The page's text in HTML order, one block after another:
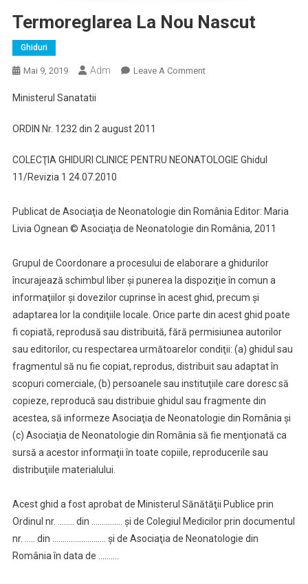
Termoreglarea La Nou Nascut
Ghiduri
Mai 9, 2019 Adm Leave A CommentOn
Ministerul Sanatatii
ORDIN Nr. 1232 din 2 august 2011
COLECŢIA GHIDURI CLINICE PENTRU NEONATOLOGIE Ghidul
11/Revizia 1 24.07.2010
Publicat de Asociaţia de Neonatologie din România Editor: Maria
Livia Ognean © Asociaţia de Neonatologie din România, 2011
Grupul de Coordonare a procesului de elaborare a ghidurilor
încurajează schimbul liber şi punerea la dispoziţie în comun a
informaţiilor şi dovezilor cuprinse în acest ghid, precum şi
adaptarea lor la condiţiile locale. Orice parte din acest ghid poate
fi copiată, reprodusă sau distribuită, fără permisiunea autorilor
sau editorilor, cu respectarea următoarelor condiţii: (a) ghidul sau
fragmentul să nu fie copiat, reprodus, distribuit sau adaptat în
scopuri comerciale, (b) persoanele sau instituţiile care doresc să
copieze, reproducă sau distribuie ghidul sau fragmente din
acestea, să informeze Asociaţia de Neonatologie din România şi
(c) Asociaţia de Neonatologie din România să fie menţionată ca
sursă a acestor informaţii în toate copiile, reproducerile sau
distribuţiile materialului.
Acest ghid a fost aprobat de Ministerul Sănătăţii Publice prin
Ordinul nr. …….. din …………… şi de Colegiul Medicilor prin documentul
nr. ….. din …………………….. şi de Asociaţia de Neonatologie din
România în data de ……….